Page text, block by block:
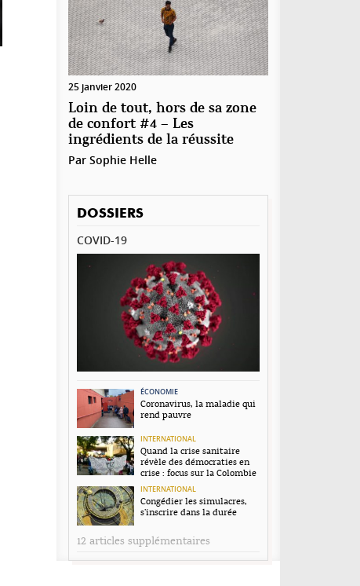
25 janvier 2020
Loin de tout, hors de sa zone
de confort #4 – Les
ingrédients de la réussite
Par Sophie Helle
DOSSIERS
COVID-19
ÉCONOMIE
Coronavirus, la maladie qui
rend pauvre
INTERNATIONAL
Quand la crise sanitaire
révèle des démocraties en
crise : focus sur la Colombie
INTERNATIONAL
Congédier les simulacres,
s’inscrire dans la durée
12 articles supplémentaires